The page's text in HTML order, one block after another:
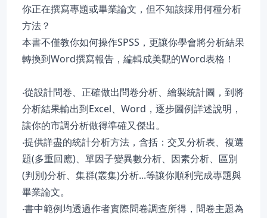
你正在撰寫專題或畢業論文，但不知該採用何種分析
方法？
本書不僅教你如何操作SPSS，更讓你學會將分析結果
轉換到Word撰寫報告，編輯成美觀的Word表格！
‧從設計問卷、正確做出問卷分析、繪製統計圖，到將
分析結果輸出到Excel、Word，逐步圖例詳述說明，
讓你的市調分析做得準確又傑出。
‧提供詳盡的統計分析方法，含括：交叉分析表、複選
題(多重回應)、單因子變異數分析、因素分析、區別
(判別)分析、集群(叢集)分析...等讓你順利完成專題與
畢業論文。
‧書中範例均透過作者實際問卷調查所得，問卷主題為